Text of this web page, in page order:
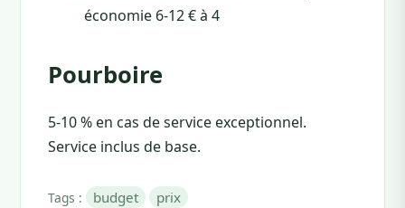
économie 6-12 € à 4
Pourboire
5-10 % en cas de service exceptionnel.
Service inclus de base.
Tags : budget prix